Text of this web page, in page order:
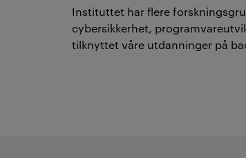
Instituttet har flere
cybersikkerhet,
tilknyttet våre utdanninger på